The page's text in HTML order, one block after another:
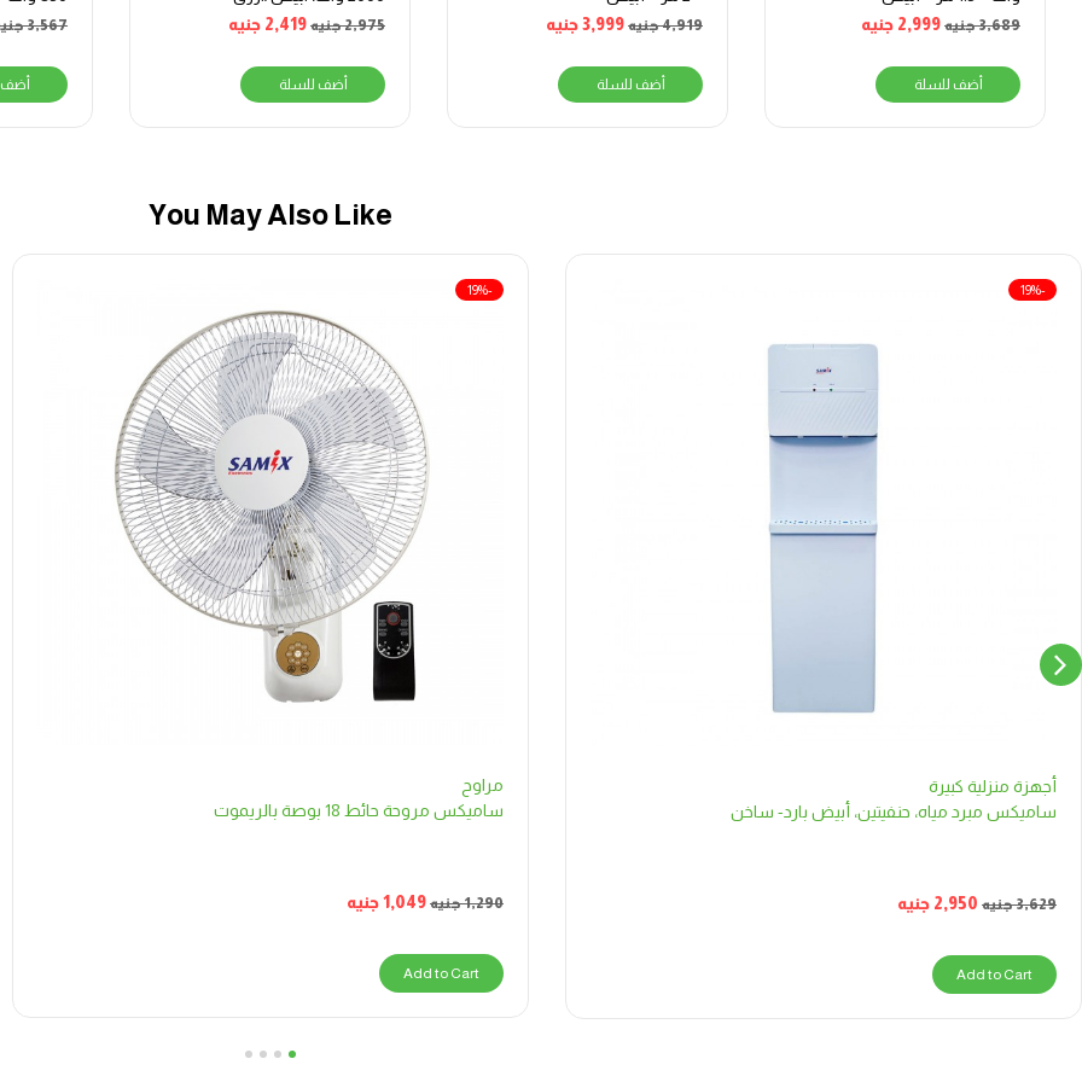
3,689جنيه 2,999 جنيه
أضف للسلة
4,919جنيه 3,999جنيه
أضف للسلة
TS340C
2,975جنيه 2,419 جنيه
أضف للسلة
3,567
أضف
You May Also Like
أجهزة منزلية كبيرة
ساميكس مبرد مياه، حنفيتين، أبيض بارد- ساخن
3,629جنيه 2,950 جنيه
-19%
Add to Cart
مراوح
ساميكس مروحة حائط 18 بوصة بالريموت
1,290جنيه 1,049جنيه
-19%
Add to Cart